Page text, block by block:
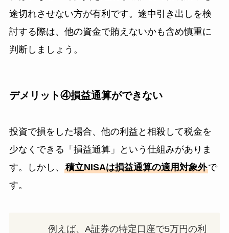
途切れさせない方が有利です。途中引き出しを検
討する際は、他の資金で賄えないかも含め慎重に
判断しましょう。
デメリット④損益通算ができない
投資で損をした場合、他の利益と相殺して税金を
少なくできる「損益通算」という仕組みがありま
す。しかし、 積立NISAは損益通算の適用対象外で
す。
例えば、A証券の特定口座で5万円の利